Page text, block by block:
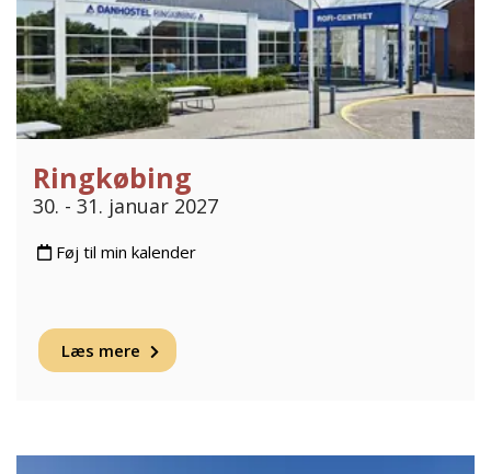
Ringkøbing
30. - 31. januar 2027
Føj til min kalender
Læs mere